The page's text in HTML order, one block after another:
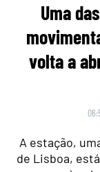
Uma
volta a
A estação,
de Lisboa,